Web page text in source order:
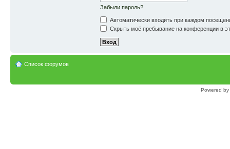
Забыли пароль?
Автоматически входить при каждом
Скрыть моё пребывание на конференции в
Список форумов
Powered by